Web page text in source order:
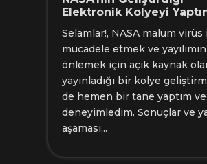
Elektronik Kolyeyi
Selamlar!, NASA malum virüs
mücadele etmek ve
önlemek için açık kaynak
yayınladığı bir kolye
de hemen bir tane yaptım ve
deneyimledim. Sonuçlar ve
aşaması...